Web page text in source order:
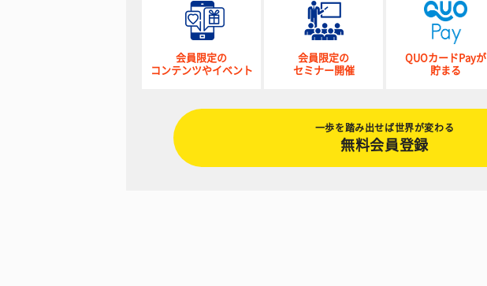
会員限定の
コンテンツやイベント
会員限定の
セミナー開催
QUOカードPayが
貯まる
一歩を踏み出せば世界が変わる
無料会員登録